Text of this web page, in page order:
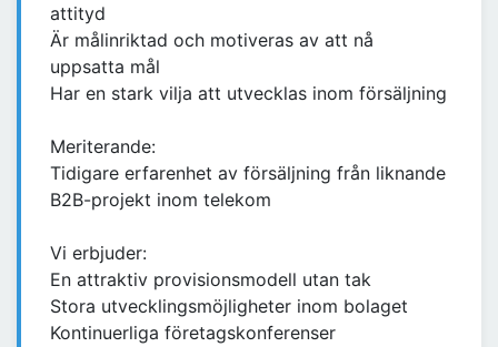
attityd
Är målinriktad och motiveras av att nå
uppsatta mål
Har en stark vilja att utvecklas inom försäljning
Meriterande:
Tidigare erfarenhet av försäljning från liknande
B2B-projekt inom telekom
Vi erbjuder:
En attraktiv provisionsmodell utan tak
Stora utvecklingsmöjligheter inom bolaget
Kontinuerliga företagskonferenser